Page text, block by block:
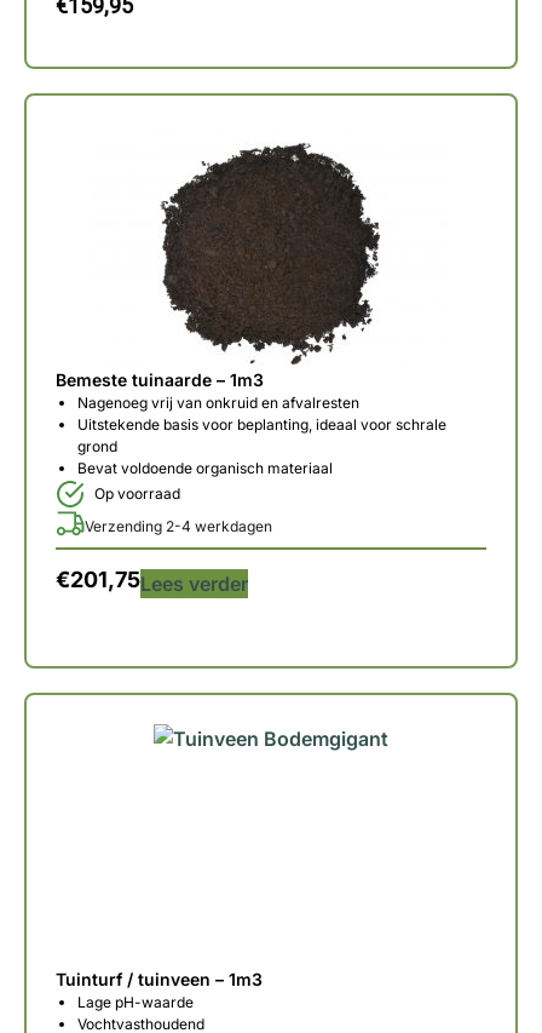
€159,95
Bemeste tuinaarde – 1m3
Nagenoeg vrij van onkruid en afvalresten
Uitstekende basis voor beplanting, ideaal voor schrale
grond
Bevat voldoende organisch materiaal
Op voorraad
Verzending 2-4 werkdagen
€201,75Lees verder
Tuinturf / tuinveen – 1m3
Lage pH-waarde
Vochtvasthoudend